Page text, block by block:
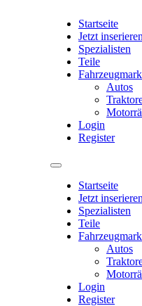
Startseite
Jetzt inserieren
Spezialisten
Teile
Autos
Login
Register
Startseite
Jetzt inserieren
Spezialisten
Teile
Autos
Login
Register